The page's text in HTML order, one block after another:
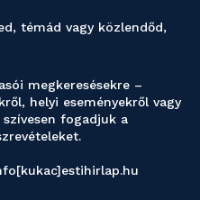
témád vagy közlendőd,
megkeresésekre –
helyi eseményekről vagy
fogadjuk a